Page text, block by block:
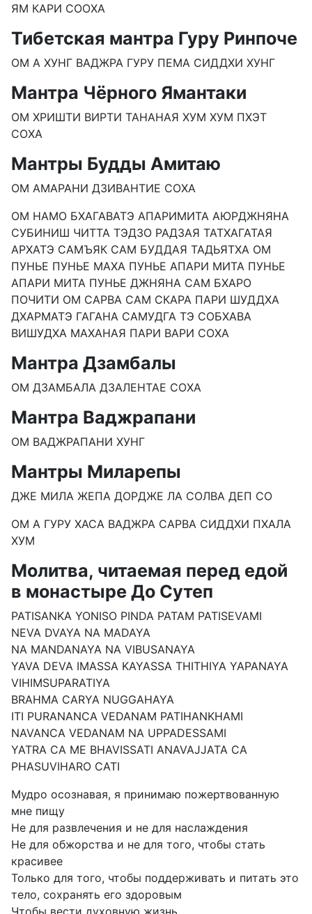
ЯМ КАРИ СООХА
Тибетская мантра Гуру Ринпоче
ОМ А ХУНГ ВАДЖРА ГУРУ ПЕМА СИДДХИ ХУНГ
Мантра Чёрного Ямантаки
ОМ ХРИШТИ ВИРТИ ТАНАНАЯ ХУМ ХУМ ПХЭТ
СОХА
Мантры Будды Амитаю
ОМ АМАРАНИ ДЗИВАНТИЕ СОХА
ОМ НАМО БХАГАВАТЭ АПАРИМИТА АЮРДЖНЯНА
СУБИНИШ ЧИТТА ТЭДЗО РАДЗАЯ ТАТХАГАТАЯ
АРХАТЭ САМЪЯК САМ БУДДАЯ ТАДЬЯТХА ОМ
ПУНЬЕ ПУНЬЕ МАХА ПУНЬЕ АПАРИ МИТА ПУНЬЕ
АПАРИ МИТА ПУНЬЕ ДЖНЯНА САМ БХАРО
ПОЧИТИ ОМ САРВА САМ СКАРА ПАРИ ШУДДХА
ДХАРМАТЭ ГАГАНА САМУДГА ТЭ СОБХАВА
ВИШУДХА МАХАНАЯ ПАРИ ВАРИ СОХА
Мантра Дзамбалы
ОМ ДЗАМБАЛА ДЗАЛЕНТАЕ СОХА
Мантра Ваджрапани
ОМ ВАДЖРАПАНИ ХУНГ
Мантры Миларепы
ДЖЕ МИЛА ЖЕПА ДОРДЖЕ ЛА СОЛВА ДЕП СО
ОМ А ГУРУ ХАСА ВАДЖРА САРВА СИДДХИ ПХАЛА
ХУМ
Молитва, читаемая перед едой
в монастыре До Сутеп
PATISANKA YONISO PINDA PATAM PATISEVAMI
NEVA DVAYA NA MADAYA
NA MANDANAYA NA VIBUSANAYA
YAVA DEVA IMASSA KAYASSA THITHIYA YAPANAYA
VIHIMSUPARATIYA
BRAHMA CARYA NUGGAHAYA
ITI PURANANCA VEDANAM PATIHANKHAMI
NAVANCA VEDANAM NA UPPADESSAMI
YATRA CA ME BHAVISSATI ANAVAJJATA CA
PHASUVIHARO CATI
Мудро осознавая, я принимаю пожертвованную
мне пищу
Не для развлечения и не для наслаждения
Не для обжорства и не для того, чтобы стать
красивее
Только для того, чтобы поддерживать и питать это
тело, сохранять его здоровым
Чтобы вести духовную жизнь